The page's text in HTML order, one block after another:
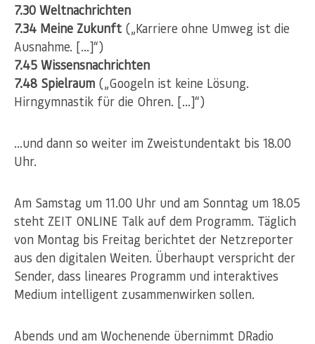
7.30 Weltnachrichten
7.34 Meine Zukunft („Karriere ohne Umweg ist die
Ausnahme. […]“)
7.45 Wissensnachrichten
7.48 Spielraum („Googeln ist keine Lösung.
Hirngymnastik für die Ohren. […]“)
…und dann so weiter im Zweistundentakt bis 18.00
Uhr.
Am Samstag um 11.00 Uhr und am Sonntag um 18.05
steht ZEIT ONLINE Talk auf dem Programm. Täglich
von Montag bis Freitag berichtet der Netzreporter
aus den digitalen Weiten. Überhaupt verspricht der
Sender, dass lineares Programm und interaktives
Medium intelligent zusammenwirken sollen.
Abends und am Wochenende übernimmt DRadio